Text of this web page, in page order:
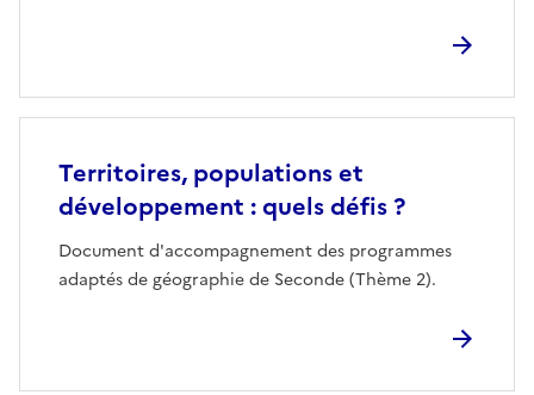
Territoires, populations et
développement : quels défis ?
Document d'accompagnement des programmes
adaptés de géographie de Seconde (Thème 2).